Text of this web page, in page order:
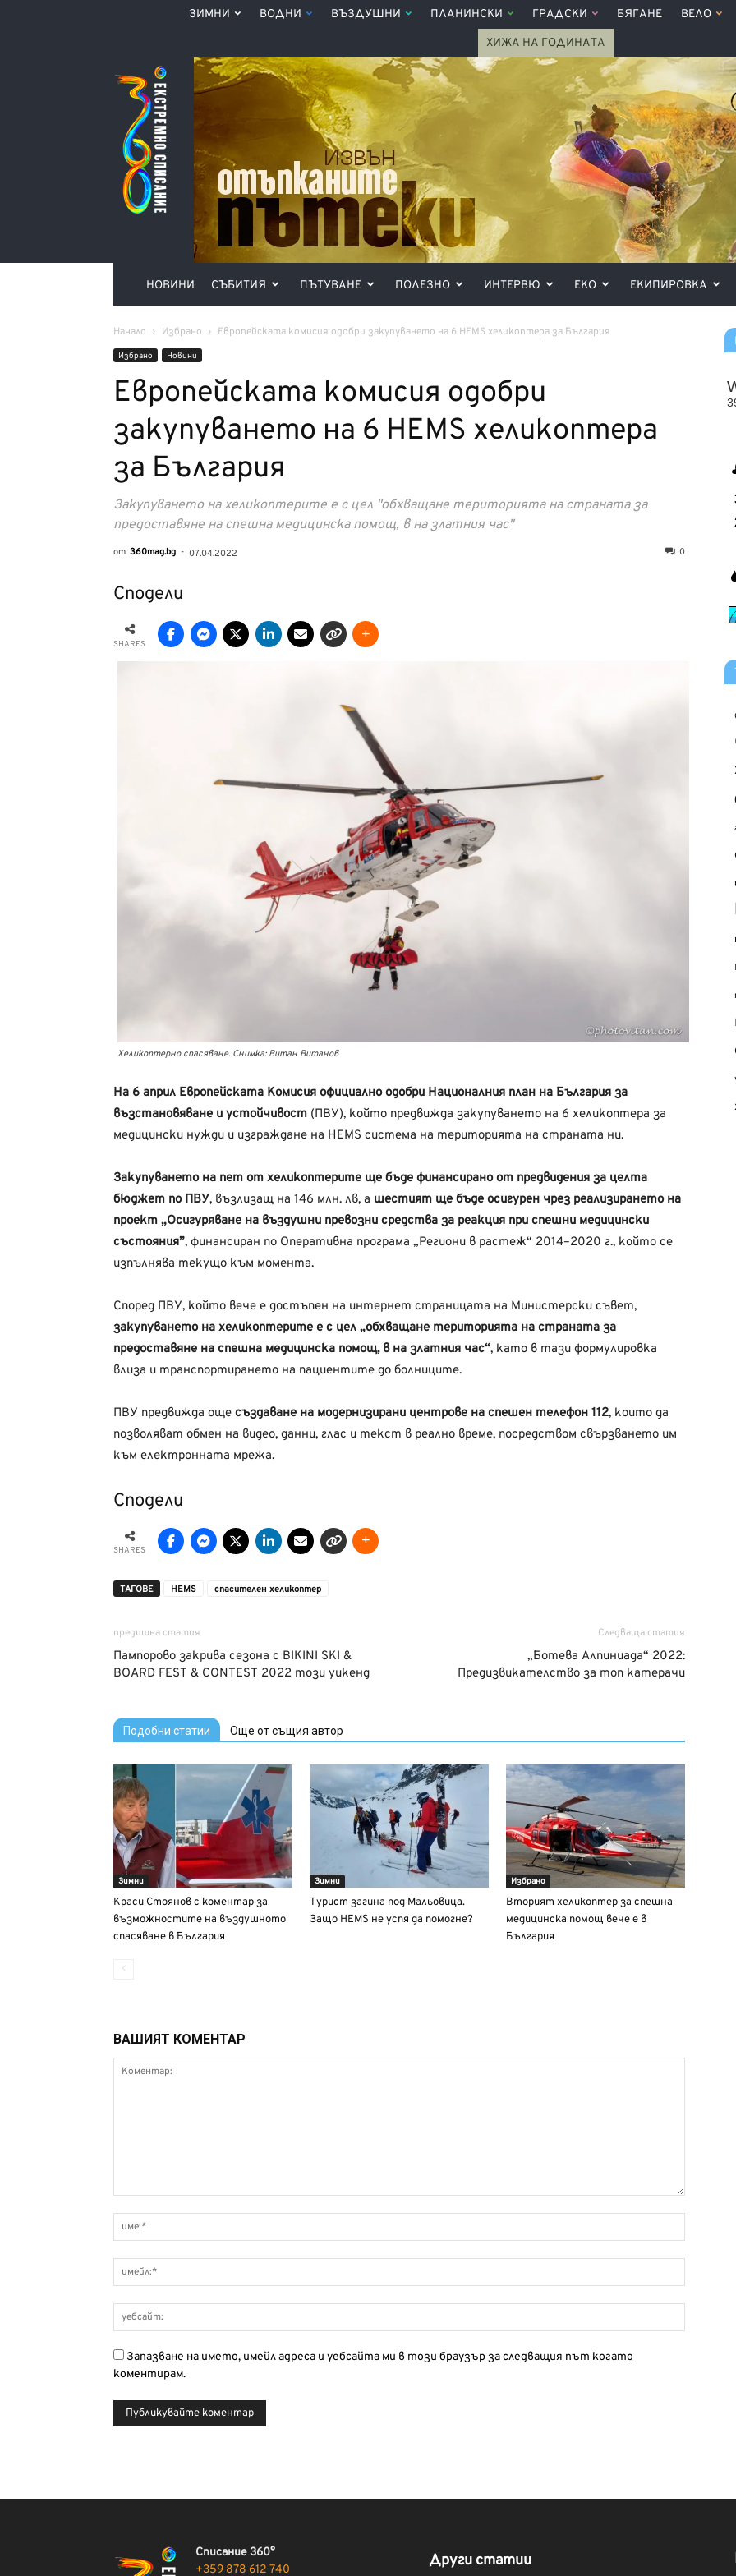
ЗИМНИ ВОДНИ ВЪЗДУШНИ ПЛАНИНСКИ ГРАДСКИ БЯГАНЕ ВЕЛО
ХИЖА НА ГОДИНАТА
Списание
360°
НОВИНИ СЪБИТИЯ ПЪТУВАНЕ ПОЛЕЗНО ИНТЕРВЮ ЕКО ЕКИПИРОВКА
Начало Избрано Европейската комисия одобри закупуването на 6 HEMS хеликоптера за България
Избрано Новини
Европейската комисия одобри
закупуването на 6 HEMS хеликоптера
за България
Закупуването на хеликоптерите е с цел "обхващане територията на страната за
предоставяне на спешна медицинска помощ, в на златния час"
от 360mag.bg - 07.04.2022 0
Сподели
SHARES
Хеликоптерно спасяване. Снимка: Витан Витанов
На 6 април Европейската Комисия официално одобри Националния план на България за
възстановяване и устойчивост (ПВУ), който предвижда закупуването на 6 хеликоптера за
медицински нужди и изграждане на HEMS система на територията на страната ни.
Закупуването на пет от хеликоптерите ще бъде финансирано от предвидения за целта
бюджет по ПВУ, възлизащ на 146 млн. лв, а шестият ще бъде осигурен чрез реализирането на
проект „Осигуряване на въздушни превозни средства за реакция при спешни медицински
състояния”, финансиран по Оперативна програма „Региони в растеж“ 2014–2020 г., който се
изпълнява текущо към момента.
Според ПВУ, който вече е достъпен на интернет страницата на Министерски съвет,
закупуването на хеликоптерите е с цел „обхващане територията на страната за
предоставяне на спешна медицинска помощ, в на златния час“, като в тази формулировка
влиза и транспортирането на пациентите до болниците.
ПВУ предвижда още създаване на модернизирани центрове на спешен телефон 112, които да
позволяват обмен на видео, данни, глас и текст в реално време, посредством свързването им
към електронната мрежа.
Сподели
SHARES
ТАГОВЕ HEMS спасителен хеликоптер
предишна статия
Пампорово закрива сезона с BIKINI SKI &
BOARD FEST & CONTEST 2022 този уикенд
Следваща статия
„Ботева Алпиниада“ 2022:
Предизвикателство за топ катерачи
Подобни статии Още от същия автор
Зимни
Краси Стоянов с коментар за
възможностите на въздушното
спасяване в България
Зимни
Турист загина под Мальовица.
Защо HEMS не успя да помогне?
Избрано
Вторият хеликоптер за спешна
медицинска помощ вече е в
България
ВАШИЯТ КОМЕНТАР
Запазване на името, имейл адреса и уебсайта ми в този браузър за следващия път когато
коментирам.
Списание 360°
+359 878 612 740
Други статии